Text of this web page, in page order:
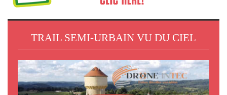
TRAIL SEMI-URBAIN VU DU CIEL